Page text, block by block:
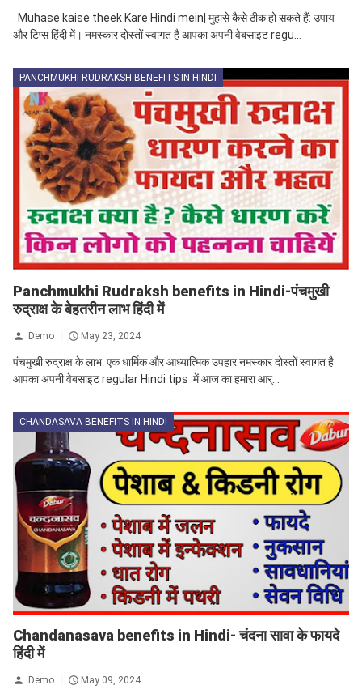
Muhase kaise theek Kare Hindi mein| मुहासे कैसे ठीक हो सकते हैं: उपाय
और टिप्स हिंदी में। नमस्कार दोस्तों स्वागत है आपका अपनी वेबसाइट regu...
PANCHMUKHI RUDRAKSH BENEFITS IN HINDI
Panchmukhi Rudraksh benefits in Hindi-पंचमुखी
रुद्राक्ष के बेहतरीन लाभ हिंदी में
Demo May 23, 2024
पंचमुखी रुद्राक्ष के लाभ: एक धार्मिक और आध्यात्मिक उपहार नमस्कार दोस्तों स्वागत है
आपका अपनी वेबसाइट regular Hindi tips में आज का हमारा आर्...
CHANDASAVA BENEFITS IN HINDI
Chandanasava benefits in Hindi- चंदना सावा के फायदे
हिंदी में
Demo May 09, 2024